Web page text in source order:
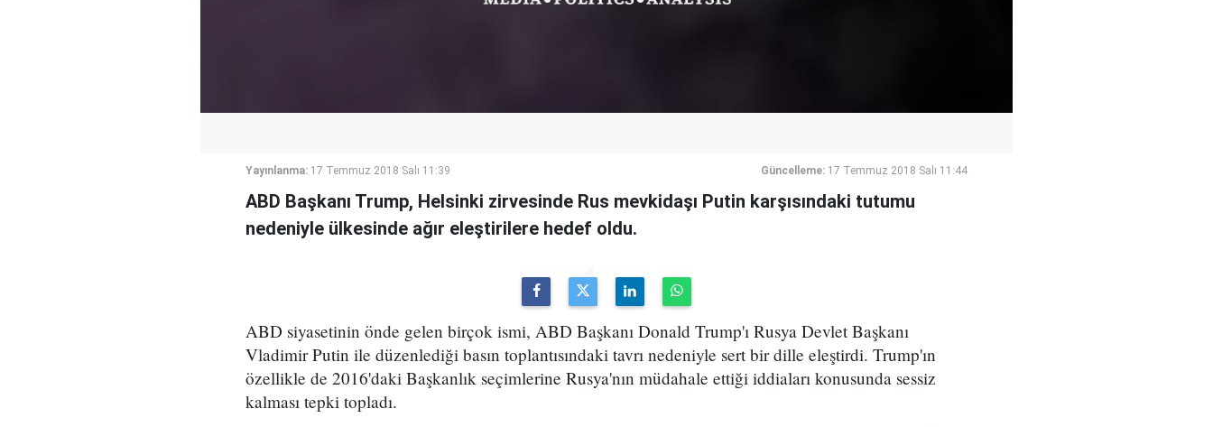
Yayınlanma: 17 Temmuz 2018 Salı 11:39 Güncelleme: 17 Temmuz 2018 Salı 11:44
ABD Başkanı Trump, Helsinki zirvesinde Rus mevkidaşı Putin karşısındaki tutumu
nedeniyle ülkesinde ağır eleştirilere hedef oldu.
ABD siyasetinin önde gelen birçok ismi, ABD Başkanı Donald Trump'ı Rusya Devlet Başkanı
Vladimir Putin ile düzenlediği basın toplantısındaki tavrı nedeniyle sert bir dille eleştirdi. Trump'ın
özellikle de 2016'daki Başkanlık seçimlerine Rusya'nın müdahale ettiği iddiaları konusunda sessiz
kalması tepki topladı.